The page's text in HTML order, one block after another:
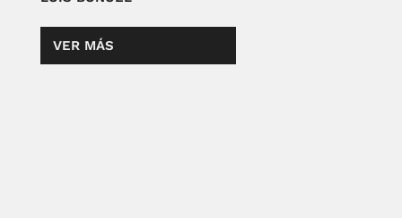
VER MÁS